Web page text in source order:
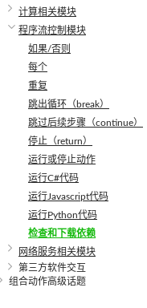
计算相关模块
程序流控制模块
如果/否则
每个
重复
跳出循环（break）
跳过后续步骤（continue）
停止（return）
运行或停止动作
运行C#代码
运行Javascript代码
运行Python代码
检查和下载依赖
网络服务相关模块
第三方软件交互
组合动作高级话题